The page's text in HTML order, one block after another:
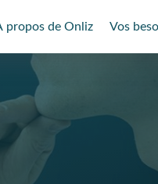
propos de Onliz Vos